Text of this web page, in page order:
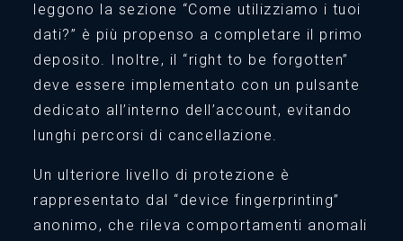
leggono la sezione “Come utilizziamo i tuoi
dati?” è più propenso a completare il primo
deposito. Inoltre, il “right to be forgotten”
deve essere implementato con un pulsante
dedicato all’interno dell’account, evitando
lunghi percorsi di cancellazione.
Un ulteriore livello di protezione è
rappresentato dal “device fingerprinting”
anonimo, che rileva comportamenti anomali